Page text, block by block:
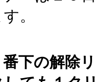
。
下の解除